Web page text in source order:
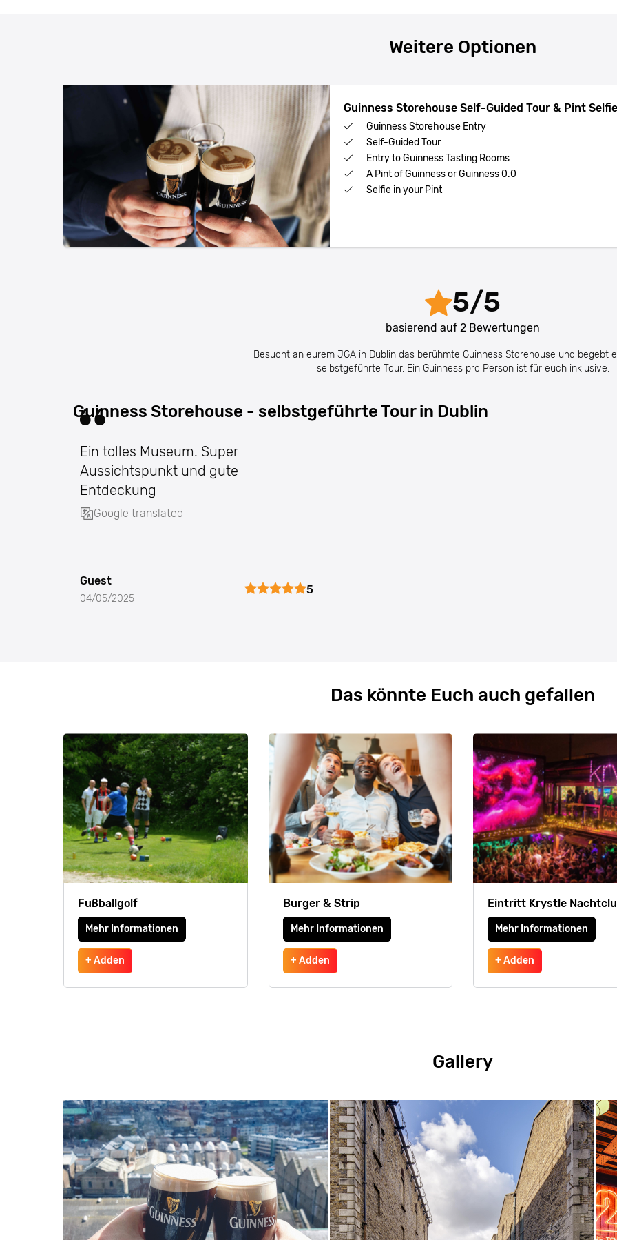
Weitere Optionen
Guinness Storehouse Self-Guided Tour & Pint Selfie
Guinness Storehouse Entry
Self-Guided Tour
Entry to Guinness Tasting Rooms
A Pint of Guinness or Guinness 0.0
Selfie in your Pint
5/5
basierend auf 2 Bewertungen
Besucht an eurem JGA in Dublin das berühmte Guinness Storehouse und begebt
selbstgeführte Tour. Ein Guinness pro Person ist für euch inklusive.
Guinness Storehouse - selbstgeführte Tour in Dublin
Ein tolles Museum. Super
Aussichtspunkt und gute
Entdeckung
Google translated
Guest
04/05/2025
5
Das könnte Euch auch gefallen
Fußballgolf
Mehr Informationen
+ Adden
Burger & Strip
Mehr Informationen
+ Adden
Eintritt Krystle
Mehr Informationen
+ Adden
Gallery